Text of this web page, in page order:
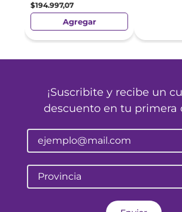
$194.997,07
Agregar
¡Suscribite y recibe un
descuento en tu primera
Provincia